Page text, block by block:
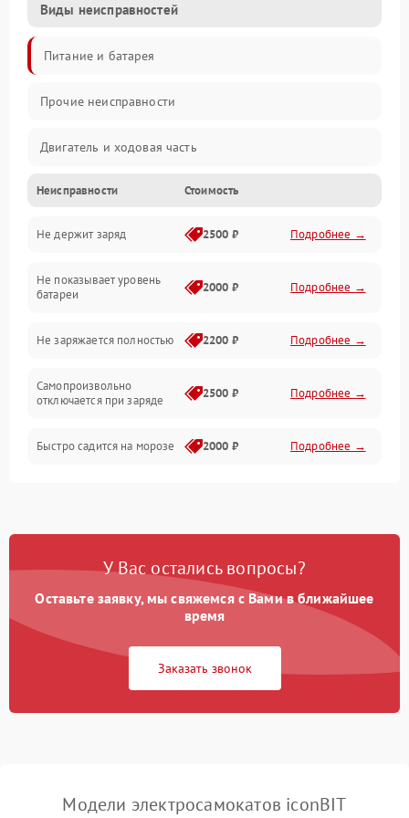
Виды неисправностей
Питание и батарея
Прочие неисправности
Двигатель и ходовая часть
Тормоза и безопасность
Подвеска и колеса
Электроника и управление
Неисправности Стоимость
Не держит заряд 2500 ₽ Подробнее →
Не показывает уровень
батареи
2000 ₽ Подробнее →
Не заряжается полностью 2200 ₽ Подробнее →
Самопроизвольно
отключается при заряде
2500 ₽ Подробнее →
Быстро садится на морозе 2000 ₽ Подробнее →
У Вас остались вопросы?
Оставьте заявку, мы свяжемся с Вами в ближайшее
время
Заказать звонок
Модели электросамокатов iconBIT